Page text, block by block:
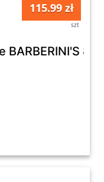
115.99 zł
szt
BARBERINI'S